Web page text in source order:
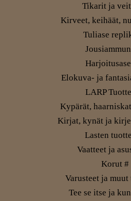
Tikarit ja
Kirveet, keihäät,
Tuliase
Elokuva- ja
LARP
Kypärät,
Kirjat, kynät ja
Lasten
Vaatteet ja
Korut #
Varusteet ja muut
Tee se itse ja